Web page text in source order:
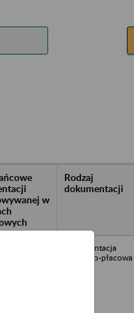
w
Rodzaj
dokumentacji
dokumentacja
osobowo-płacowa